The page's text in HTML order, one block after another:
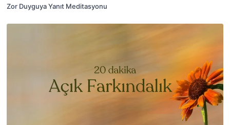
Zor Duyguya Yanıt Meditasyonu